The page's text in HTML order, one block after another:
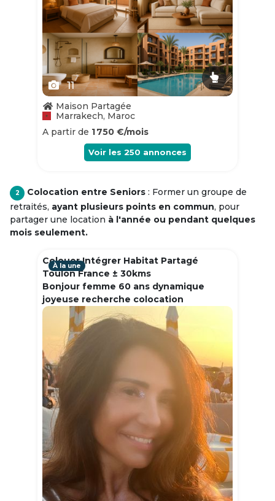
11
Maison Partagée
Marrakech, Maroc
A partir de 1 750 €/mois
Voir les 250 annonces
2 Colocation entre Seniors : Former un groupe de
retraités, ayant plusieurs points en commun, pour
partager une location à l'année ou pendant quelques
mois seulement.
Colouer Intégrer Habitat Partagé
Toulon France ± 30kms
Bonjour femme 60 ans dynamique
joyeuse recherche colocation
À la une